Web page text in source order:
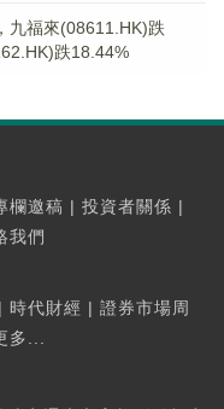
九福來(08611.HK)跌
跌18.44%
欄邀稿 | 投資者關係 |
我們
| 時代財經 | 證券市場周
多...